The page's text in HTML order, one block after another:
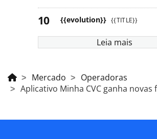
{{evolution}} {{TITLE}}
Leia mais
Mercado
Operadoras
Aplicativo Minha CVC ganha